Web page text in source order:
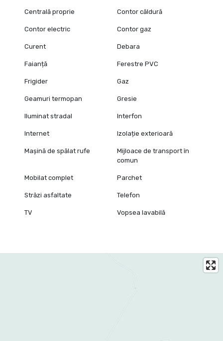
Centrală proprie Contor căldură
Contor electric Contor gaz
Curent Debara
Faianță Ferestre PVC
Frigider Gaz
Geamuri termopan Gresie
Iluminat stradal Interfon
Internet Izolație exterioară
Mașină de spălat rufe
Mijloace de transport în
comun
Mobilat complet Parchet
Străzi asfaltate Telefon
TV Vopsea lavabilă